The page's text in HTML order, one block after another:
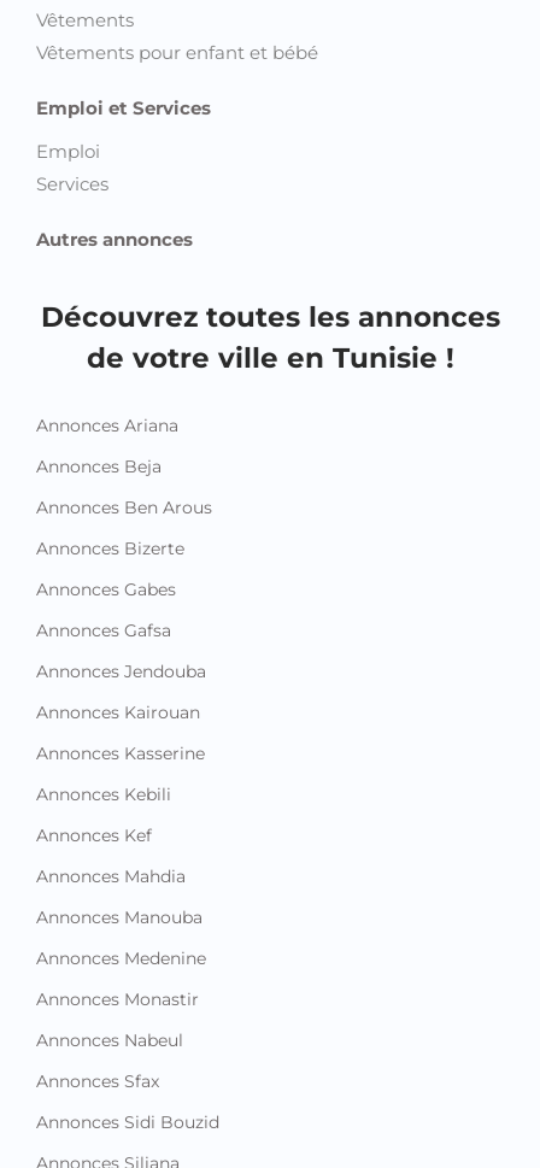
Vêtements
Vêtements pour enfant et bébé
Emploi et Services
Emploi
Services
Autres annonces
Découvrez toutes les annonces
de votre ville en Tunisie !
Annonces Ariana
Annonces Beja
Annonces Ben Arous
Annonces Bizerte
Annonces Gabes
Annonces Gafsa
Annonces Jendouba
Annonces Kairouan
Annonces Kasserine
Annonces Kebili
Annonces Kef
Annonces Mahdia
Annonces Manouba
Annonces Medenine
Annonces Monastir
Annonces Nabeul
Annonces Sfax
Annonces Sidi Bouzid
Annonces Siliana